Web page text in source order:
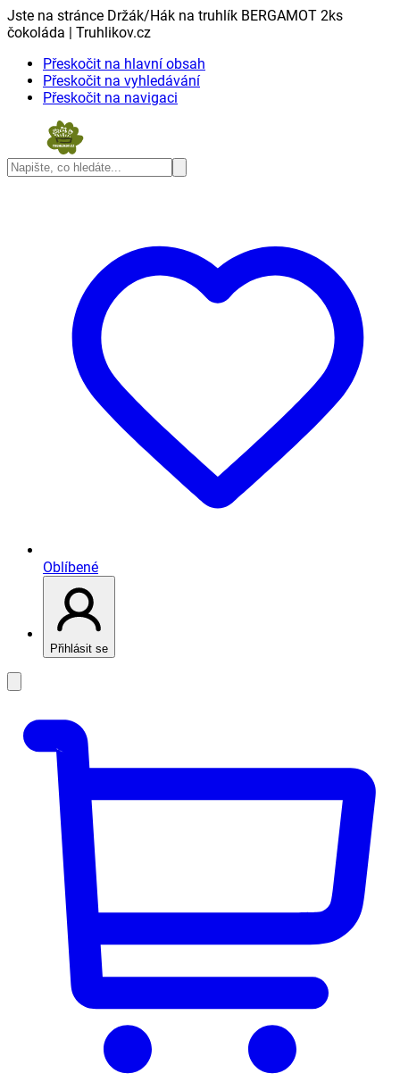
Jste na stránce Držák/Hák na truhlík BERGAMOT 2ks
čokoláda | Truhlikov.cz
Přeskočit na hlavní obsah
Přeskočit na vyhledávání
Přeskočit na navigaci
Oblíbené
Přihlásit se